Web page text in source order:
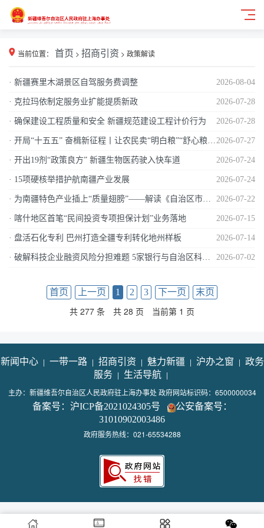
当前位置： 首页 > 招商引资 > 政策解读
2026-08-04
· 新疆赛里木湖景区自驾服务费调整
2026-07-28
· 克拉玛依制定服务业扩能提质新政
2026-07-28
· 确保建设工程质量和安全 新疆规范建设工程计价行为
2026-07-27
· 开局“十五五” 奋楫新征程丨让农民卖“明白粮”“舒心粮”——《新疆维吾尔自治区粮食收购管理办法》解读
2026-07-24
· 开出19剂“政策良方” 新疆生物医药驶入快车道
2026-07-24
· 15项硬核举措护航南疆产业发展
2026-07-22
· 为南疆特色产业插上“质量翅膀”——解读《自治区市场监管系统支持南疆高质量发展的若干措施（2026版）》
2026-07-15
· 喀什地区首笔“民间投资专项担保计划”业务落地
2026-07-14
· 盘活石化专利 巴州打造全疆专利转化地州样板
2026-07-02
· 破解科技企业融资风险分担难题 5家银行与自治区科技厅签订合作协议
首页 上一页 1 2 3 下一页 末页
共 277 条 共 28 页 当前第 1 页
新闻中心 | 一带一路 | 招商引资 | 魅力新疆 | 沪办之窗 | 政务
服务 | 生活导航 |
主办：新疆维吾尔自治区人民政府驻上海办事处 政府网站标识码：6500000034
备案号：沪ICP备2021024305号
公安备案号：
31010902003486
政府服务热线：021-65534288